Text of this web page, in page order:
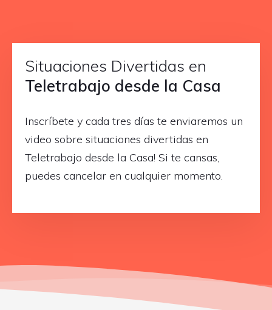
Situaciones Divertidas en
Teletrabajo desde la Casa
Inscríbete y cada tres días te enviaremos un
video sobre situaciones divertidas en
Teletrabajo desde la Casa! Si te cansas,
puedes cancelar en cualquier momento.